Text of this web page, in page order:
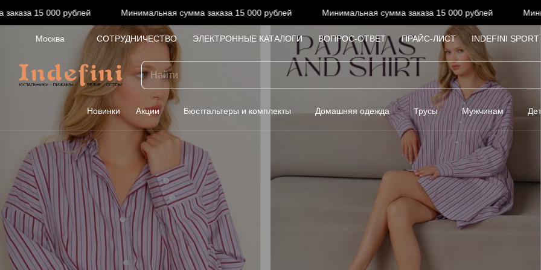
15 000 рублей Минимальная сумма заказа 15 000 рублей Минимальная сумма заказа 15 000 рублей
Москва СОТРУДНИЧЕСТВО ЭЛЕКТРОННЫЕ КАТАЛОГИ ВОПРОС-ОТВЕТ ПРАЙС-ЛИСТ INDEFINI SPORT
Новинки Акции Бюстгальтеры и комплекты Домашняя одежда Трусы Мужчинам